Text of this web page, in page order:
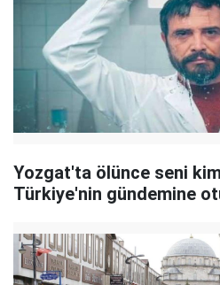
Yozgat'ta ölünce seni
Türkiye'nin gündemine